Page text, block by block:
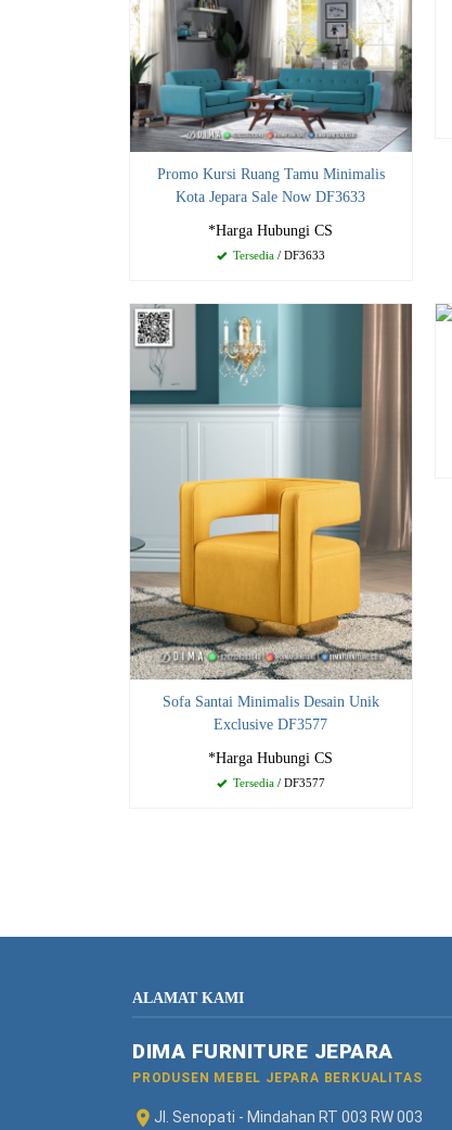
Promo Kursi Ruang Tamu Minimalis
Kota Jepara Sale Now DF3633
*Harga Hubungi CS
Tersedia/ DF3633
Sofa Santai Minimalis Desain Unik
Exclusive DF3577
*Harga Hubungi CS
Tersedia/ DF3577
ALAMAT KAMI
DIMA FURNITURE JEPARA
PRODUSEN MEBEL JEPARA BERKUALITAS
Jl. Senopati - Mindahan RT 003 RW 003